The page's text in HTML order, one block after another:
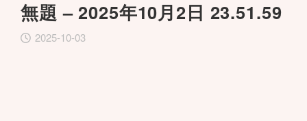
無題 – 2025年10月2日 23.51.59
2025-10-03